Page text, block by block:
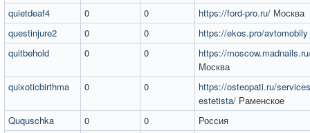
quietdeaf4
0 0 https://ford-pro.ru/ Москва
questinjure2
0 0 https://ekos.pro/avtomobily
quitbehold
0 0
https://
Москва
quixoticbirthma
0 0
https://osteopati.ru/
estetista/ Раменское
Ququschka
0 0
Россия